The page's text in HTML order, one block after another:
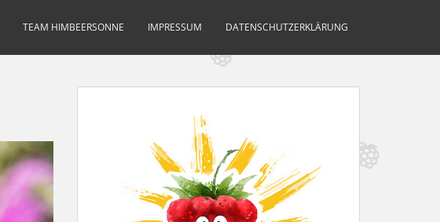
TEAM HIMBEERSONNE IMPRESSUM DATENSCHUTZERKLÄRUNG